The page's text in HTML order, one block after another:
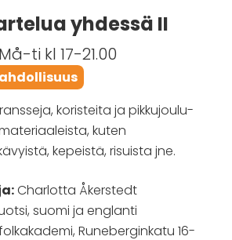
yhdessä II
Må-ti kl 17-21.00
koristeita ja pikkujoulu-
kuten
kepeistä, risuista jne.
Charlotta Åkerstedt
suomi ja englanti
Runeberginkatu 16-